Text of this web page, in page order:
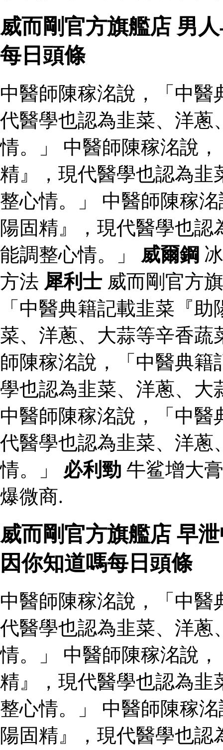
威而剛官方旗艦店 男
每日頭條
中醫師陳稼洺說，「中
代醫學也認為韭菜、洋蔥
情。」 中醫師陳稼洺說
精』，現代醫學也認為韭
整心情。」 中醫師陳稼
陽固精』，現代醫學也
能調整心情。」 威爾鋼
方法 犀利士 威而剛官方
「中醫典籍記載韭菜『
菜、洋蔥、大蒜等辛香
師陳稼洺說，「中醫典
學也認為韭菜、洋蔥、大
中醫師陳稼洺說，「中
代醫學也認為韭菜、洋蔥
情。」 必利勁 牛鲨增大
爆微商.
威而剛官方旗艦店 早
因你知道嗎每日頭條
中醫師陳稼洺說，「中
代醫學也認為韭菜、洋蔥
情。」 中醫師陳稼洺說
精』，現代醫學也認為韭
整心情。」 中醫師陳稼
陽固精』，現代醫學也